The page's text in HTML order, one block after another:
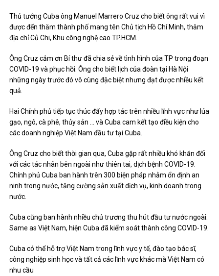
Thủ tướng Cuba ông Manuel Marrero Cruz cho biết ông rất vui vì
được đến thăm thành phố mang tên Chủ tịch Hồ Chí Minh, thăm
địa chỉ Củ Chi, Khu công nghệ cao TP.HCM.
Ông Cruz cảm ơn Bí thư đã chia sẻ về tình hình của TP trong đoạn
COVID-19 và phục hồi. Ông cho biết lịch của đoàn tại Hà Nội
những ngày trước đó vô cùng đặc biệt nhưng đạt được nhiều kết
quả.
Hai Chính phủ tiếp tục thúc đẩy hợp tác trên nhiều lĩnh vực như lúa
gạo, ngô, cà phê, thủy sản … và Cuba cam kết tạo điều kiện cho
các doanh nghiệp Việt Nam đầu tư tại Cuba.
Ông Cruz cho biết thời gian qua, Cuba gặp rất nhiều khó khăn đối
với các tác nhân bên ngoài như thiên tai, dịch bệnh COVID-19.
Chính phủ Cuba ban hành trên 300 biện pháp nhằm ổn định an
ninh trong nước, tăng cường sản xuất dịch vụ, kinh doanh trong
nước.
Cuba cũng ban hành nhiều chủ trương thu hút đầu tư nước ngoài.
Same as Việt Nam, hiện Cuba đã kiểm soát thành công COVID-19.
Cuba có thể hỗ trợ Việt Nam trong lĩnh vực y tế, đào tạo bác sĩ,
công nghiệp sinh học và tất cả các lĩnh vực khác mà Việt Nam có
nhu cầu